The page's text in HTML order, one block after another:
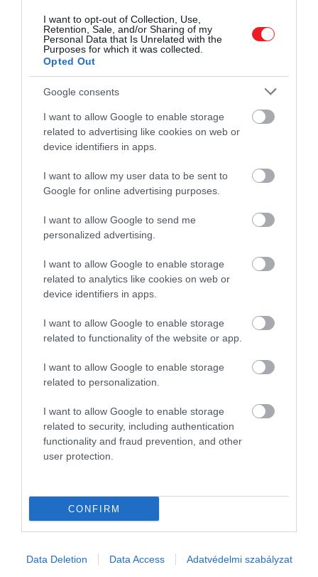
I want to opt-out of Collection, Use,
Retention, Sale, and/or Sharing of my
Personal Data that Is Unrelated with the
Purposes for which it was collected.
Opted Out
Google consents
I want to allow Google to enable storage
related to advertising like cookies on web or
device identifiers in apps.
I want to allow my user data to be sent to
Google for online advertising purposes.
I want to allow Google to send me
personalized advertising.
I want to allow Google to enable storage
related to analytics like cookies on web or
device identifiers in apps.
I want to allow Google to enable storage
related to functionality of the website or app.
I want to allow Google to enable storage
related to personalization.
I want to allow Google to enable storage
related to security, including authentication
functionality and fraud prevention, and other
user protection.
CONFIRM
Data Deletion Data Access Adatvédelmi szabályzat
melegebb takarókért.
Később a történet azonban halálos
tragédiaként terjedt el a közbeszédben,
ami jól mutatja, miként alakult legendává
az esemény.
Ez is érdekelhet!
15 évesen lett királynő, 9 nappal később
már a kivégzésére készült
Anna Ivanovna 1740-ben, mindössze tízéves
uralkodás után halt meg.
Megítélése ma is
megosztja a történészeket. Egyesek szerint zsarnok
róla kialakult képet részben politikai ellenfelei és az
utókor sötétítette el. Abban azonban kevés vita van,
történetének egyik
legkülönösebb és legellentmondásosabb alakja
egybeforrt a kegyetlenség és a hatalom
természetéről szóló történetekkel.